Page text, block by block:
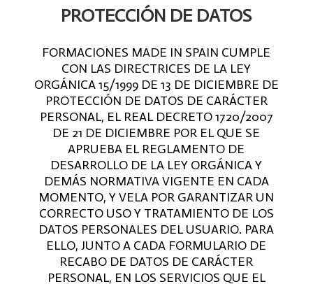
PROTECCIÓN DE DATOS
FORMACIONES MADE IN SPAIN CUMPLE
CON LAS DIRECTRICES DE LA LEY
ORGÁNICA 15/1999 DE 13 DE DICIEMBRE DE
PROTECCIÓN DE DATOS DE CARÁCTER
PERSONAL, EL REAL DECRETO 1720/2007
DE 21 DE DICIEMBRE POR EL QUE SE
APRUEBA EL REGLAMENTO DE
DESARROLLO DE LA LEY ORGÁNICA Y
DEMÁS NORMATIVA VIGENTE EN CADA
MOMENTO, Y VELA POR GARANTIZAR UN
CORRECTO USO Y TRATAMIENTO DE LOS
DATOS PERSONALES DEL USUARIO. PARA
ELLO, JUNTO A CADA FORMULARIO DE
RECABO DE DATOS DE CARÁCTER
PERSONAL, EN LOS SERVICIOS QUE EL